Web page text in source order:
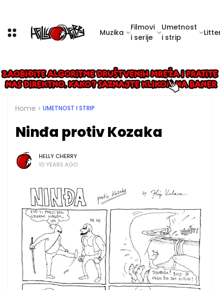
Muzika
Filmovi
i serije
Umetnost
i strip
Home UMETNOST I STRIP
Ninđa protiv Kozaka
HELLY CHERRY
10 YEARS AGO